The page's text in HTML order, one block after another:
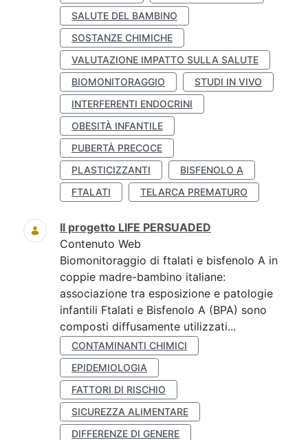
SALUTE DEL BAMBINO
SOSTANZE CHIMICHE
VALUTAZIONE IMPATTO SULLA SALUTE
BIOMONITORAGGIO
STUDI IN VIVO
INTERFERENTI ENDOCRINI
OBESITÀ INFANTILE
PUBERTÀ PRECOCE
PLASTICIZZANTI
BISFENOLO A
FTALATI
TELARCA PREMATURO
Il progetto LIFE PERSUADED
Contenuto Web
Biomonitoraggio di ftalati e bisfenolo A in
coppie madre-bambino italiane:
associazione tra esposizione e patologie
infantili Ftalati e Bisfenolo A (BPA) sono
composti diffusamente utilizzati...
CONTAMINANTI CHIMICI
EPIDEMIOLOGIA
FATTORI DI RISCHIO
SICUREZZA ALIMENTARE
DIFFERENZE DI GENERE